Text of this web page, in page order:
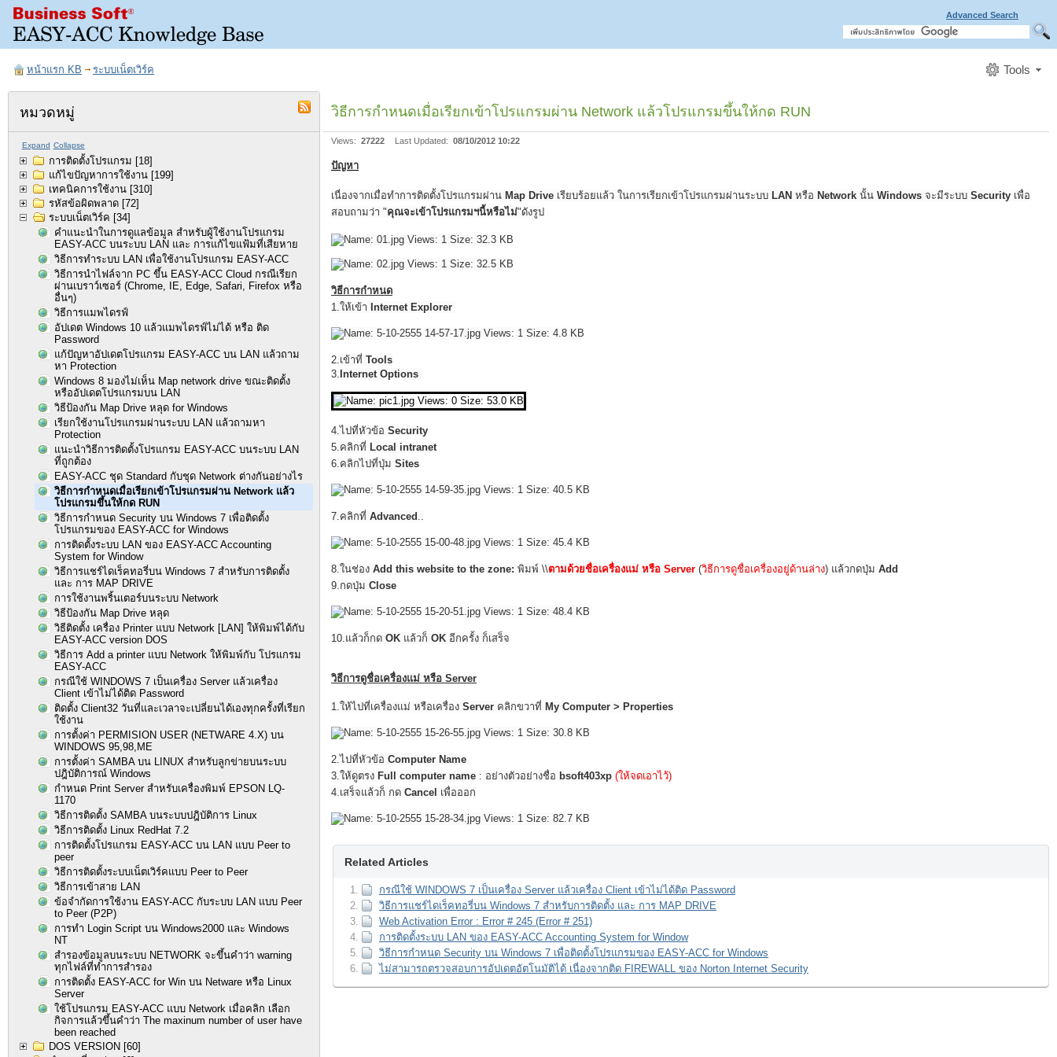
Advanced Search
หน้าแรก KB ระบบเน็ตเวิร์ค Tools
หมวดหมู่
Expand Collapse
การติดตั้งโปรแกรม [18]
แก้ไขปัญหาการใช้งาน [199]
เทคนิคการใช้งาน [310]
รหัสข้อผิดพลาด [72]
ระบบเน็ตเวิร์ค [34]
คำแนะนำในการดูแลข้อมูล สำหรับผู้ใช้งานโปรแกรม
EASY-ACC บนระบบ LAN และ การแก้ไขแฟ้มที่เสียหาย
วิธีการทำระบบ LAN เพื่อใช้งานโปรแกรม EASY-ACC
วิธีการนำไฟล์จาก PC ขึ้น EASY-ACC Cloud กรณีเรียก
ผ่านเบราว์เซอร์ (Chrome, IE, Edge, Safari, Firefox หรือ
อื่นๆ)
วิธีการแมพไดรฟ์
อัปเดต Windows 10 แล้วแมพไดรฟ์ไม่ได้ หรือ ติด
Password
แก้ปัญหาอัปเดตโปรแกรม EASY-ACC บน LAN แล้วถาม
หา Protection
Windows 8 มองไม่เห็น Map network drive ขณะติดตั้ง
หรืออัปเดตโปรแกรมบน LAN
วิธีป้องกัน Map Drive หลุด for Windows
เรียกใช้งานโปรแกรมผ่านระบบ LAN แล้วถามหา
Protection
แนะนำวิธีการติดตั้งโปรแกรม EASY-ACC บนระบบ LAN
ที่ถูกต้อง
EASY-ACC ชุด Standard กับชุด Network ต่างกันอย่างไร
วิธีการกำหนดเมื่อเรียกเข้าโปรแกรมผ่าน Network แล้ว
โปรแกรมขึ้นให้กด RUN
วิธีการกำหนด Security บน Windows 7 เพื่อติดตั้ง
โปรแกรมของ EASY-ACC for Windows
การติดตั้งระบบ LAN ของ EASY-ACC Accounting
System for Window
วิธีการแชร์ไดเร็คทอรี่บน Windows 7 สำหรับการติดตั้ง
และ การ MAP DRIVE
การใช้งานพริ้นเตอร์บนระบบ Network
วิธีป้องกัน Map Drive หลุด
วิธีติดตั้ง เครื่อง Printer แบบ Network [LAN] ให้พิมพ์ได้กับ
EASY-ACC version DOS
วิธีการ Add a printer แบบ Network ให้พิมพ์กับ โปรแกรม
EASY-ACC
กรณีใช้ WINDOWS 7 เป็นเครื่อง Server แล้วเครื่อง
Client เข้าไม่ได้ติด Password
ติดตั้ง Client32 วันที่และเวลาจะเปลี่ยนได้เองทุกครั้งที่เรียก
ใช้งาน
การตั้งค่า PERMISION USER (NETWARE 4.X) บน
WINDOWS 95,98,ME
การตั้งค่า SAMBA บน LINUX สำหรับลูกข่ายบนระบบ
ปฎิบัติการณ์ Windows
กำหนด Print Server สำหรับเครื่องพิมพ์ EPSON LQ-
1170
วิธีการติดตั้ง SAMBA บนระบบปฎิบัติการ Linux
วิธีการติดตั้ง Linux RedHat 7.2
การติดตั้งโปรแกรม EASY-ACC บน LAN แบบ Peer to
peer
วิธีการติดตั้งระบบเน็ตเวิร์คแบบ Peer to Peer
วิธีการเข้าสาย LAN
ข้อจำกัดการใช้งาน EASY-ACC กับระบบ LAN แบบ Peer
to Peer (P2P)
การทำ Login Script บน Windows2000 และ Windows
NT
สำรองข้อมูลบนระบบ NETWORK จะขึ้นคำว่า warning
ทุกไฟล์ที่ทำการสำรอง
การติดตั้ง EASY-ACC for Win บน Netware หรือ Linux
Server
ใช้โปรแกรม EASY-ACC แบบ Network เมื่อคลิก เลือก
กิจการแล้วขึ้นคำว่า The maxinum number of user have
been reached
DOS VERSION [60]
วิธีการกำหนดเมื่อเรียกเข้าโปรแกรมผ่าน Network แล้วโปรแกรมขึ้นให้กด RUN
Views: 27222 Last Updated: 08/10/2012 10:22
ปัญหา
เนื่องจากเมื่อทำการติดตั้งโปรแกรมผ่าน Map Drive เรียบร้อยแล้ว ในการเรียกเข้าโปรแกรมผ่านระบบ LAN หรือ Network นั้น Windows จะมีระบบ Security เพื่อ
สอบถามว่า "คุณจะเข้าโปรแกรมฯนี้หรือไม่"ดังรูป
วิธีการกำหนด
1.ให้เข้า Internet Explorer
2.เข้าที่ Tools
3. Internet Options
4.ไปที่หัวข้อ Security
5.คลิกที่ Local intranet
6.คลิกไปที่ปุ่ม Sites
7.คลิกที่ Advanced ..
8.ในช่อง Add this website to the zone: พิมพ์ \\ตามด้วยชื่อเครื่องแม่ หรือ Server (วิธีการดูชื่อเครื่องอยู่ด้านล่าง) แล้วกดปุ่ม Add
9.กดปุ่ม Close
10.แล้วก็กด OK แล้วก็ OK อีกครั้ง ก็เสร็จ
วิธีการดูชื่อเครื่องแม่ หรือ Server
1.ให้ไปที่เครื่องแม่ หรือเครื่อง Server คลิกขวาที่ My Computer > Properties
2.ไปที่หัวข้อ Computer Name
3.ให้ดูตรง Full computer name : อย่างตัวอย่างชื่อ bsoft403xp (ให้จดเอาไว้)
4.เสร็จแล้วก็ กด Cancel เพื่อออก
Related Articles
กรณีใช้ WINDOWS 7 เป็นเครื่อง Server แล้วเครื่อง Client เข้าไม่ได้ติด Password
วิธีการแชร์ไดเร็คทอรี่บน Windows 7 สำหรับการติดตั้ง และ การ MAP DRIVE
Web Activation Error : Error # 245 (Error # 251)
การติดตั้งระบบ LAN ของ EASY-ACC Accounting System for Window
วิธีการกำหนด Security บน Windows 7 เพื่อติดตั้งโปรแกรมของ EASY-ACC for Windows
ไม่สามารถตรวจสอบการอัปเดตอัตโนมัติได้ เนื่องจากติด FIREWALL ของ Norton Internet Security